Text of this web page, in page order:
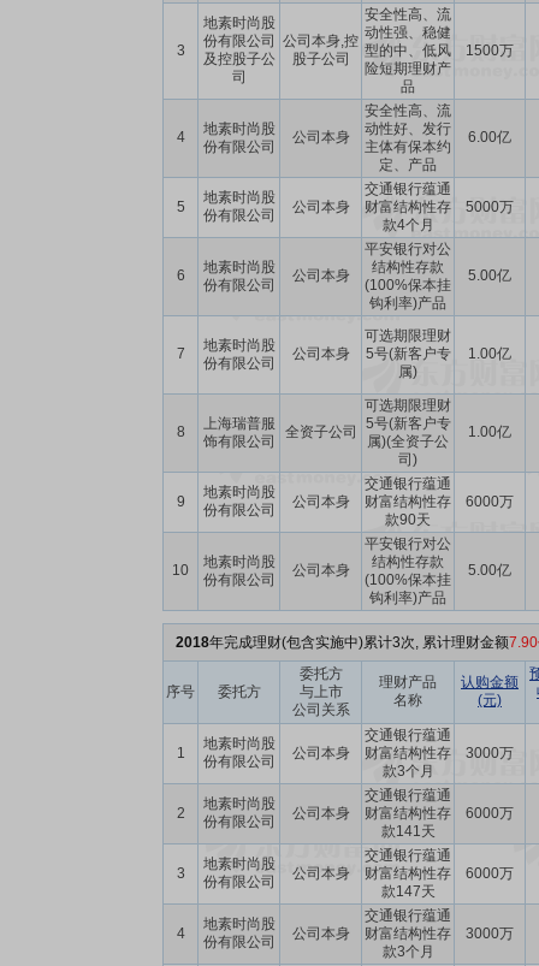
3
地素时尚股
份有限公司
及控股子公
司
公司本身,控
股子公司
安全性高、流
动性强、稳健
型的中、低风
险短期理财产
品
1500万
4
地素时尚股
份有限公司
公司本身
安全性高、流
动性好、发行
主体有保本约
定、产品
6.00亿
5
地素时尚股
份有限公司
公司本身
交通银行蕴通
财富结构性存
款4个月
5000万
6
地素时尚股
份有限公司
公司本身
平安银行对公
结构性存款
(100%保本挂
钩利率)产品
5.00亿
7
地素时尚股
份有限公司
公司本身
可选期限理财
5号(新客户专
属)
1.00亿
8
上海瑞普服
饰有限公司
全资子公司
可选期限理财
5号(新客户专
属)(全资子公
司)
1.00亿
9
地素时尚股
份有限公司
公司本身
交通银行蕴通
财富结构性存
款90天
6000万
10
地素时尚股
份有限公司
公司本身
平安银行对公
结构性存款
(100%保本挂
钩利率)产品
5.00亿
2018年完成理财(包含实施中)累计3次, 累计理财金额
序号 委托方
委托方
与上市
公司关系
理财产品
名称
认购金额
(元)
1
地素时尚股
份有限公司
公司本身
交通银行蕴通
财富结构性存
款3个月
3000万
2
地素时尚股
份有限公司
公司本身
交通银行蕴通
财富结构性存
款141天
6000万
3
地素时尚股
份有限公司
公司本身
交通银行蕴通
财富结构性存
款147天
6000万
4
地素时尚股
份有限公司
公司本身
交通银行蕴通
财富结构性存
款3个月
3000万